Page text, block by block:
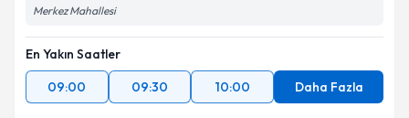
Merkez Mahallesi
En Yakın Saatler
09:00
09:30 10:00 Daha Fazla